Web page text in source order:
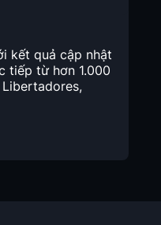
kết quả cập nhật
tiếp từ hơn 1.000